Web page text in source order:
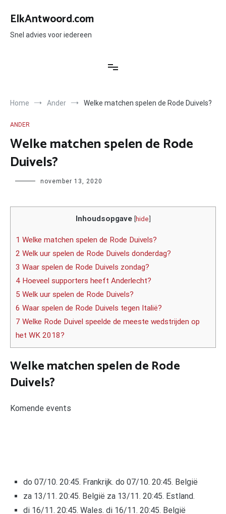
naar
inhoud
ElkAntwoord.com
Snel advies voor iedereen
Home Ander Welke matchen spelen de Rode Duivels?
ANDER
Welke matchen spelen de Rode
Duivels?
Author november 13, 2020
Inhoudsopgave [hide]
1 Welke matchen spelen de Rode Duivels?
2 Welk uur spelen de Rode Duivels donderdag?
3 Waar spelen de Rode Duivels zondag?
4 Hoeveel supporters heeft Anderlecht?
5 Welk uur spelen de Rode Duivels?
6 Waar spelen de Rode Duivels tegen Italië?
7 Welke Rode Duivel speelde de meeste wedstrijden op
het WK 2018?
Welke matchen spelen de Rode
Duivels?
Komende events
do 07/10. 20:45. Frankrijk. do 07/10. 20:45. België
za 13/11. 20:45. België za 13/11. 20:45. Estland.
di 16/11. 20:45. Wales. di 16/11. 20:45. België